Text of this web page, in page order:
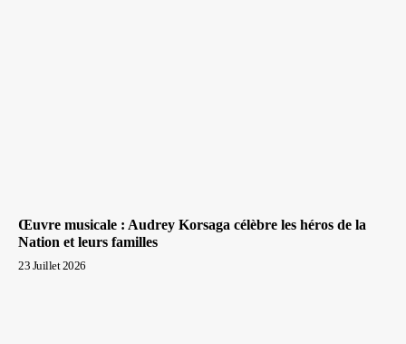
Œuvre musicale : Audrey Korsaga célèbre les héros de la
Nation et leurs familles
23 Juillet 2026